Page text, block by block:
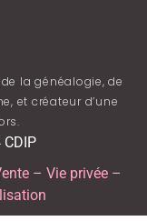
la généalogie, de
et créateur d’une
– Vie privée–